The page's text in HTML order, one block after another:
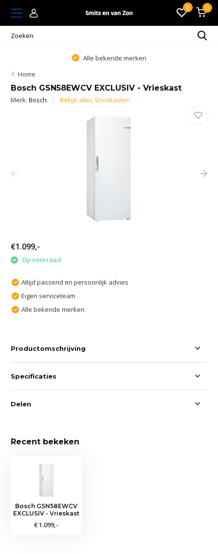
0 0
Alle bekende merken
Home
Bosch GSN58EWCV EXCLUSIV - Vrieskast
Merk:Bosch Bekijk alles Vrieskasten
€1.099,-
Op voorraad
Altijd passend en persoonlijk advies
Eigen serviceteam
Alle bekende merken
Productomschrijving
Specificaties
Delen
Recent bekeken
Bosch GSN58EWCV
EXCLUSIV - Vrieskast
€ 1.099,-